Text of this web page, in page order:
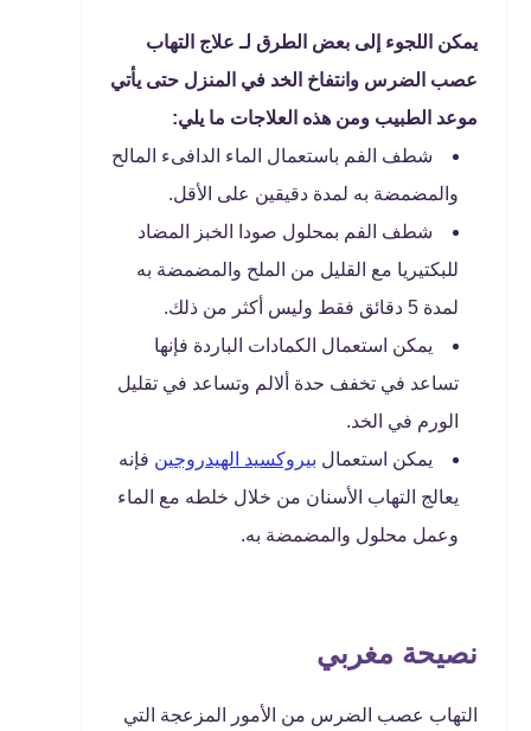
يمكن اللجوء إلى بعض الطرق لـ علاج التهاب
عصب الضرس وانتفاخ الخد في المنزل حتى يأتي
موعد الطبيب ومن هذه العلاجات ما يلي:
شطف الفم باستعمال الماء الدافىء المالح
والمضمضة به لمدة دقيقين على الأقل.
شطف الفم بمحلول صودا الخبز المضاد
للبكتيريا مع القليل من الملح والمضمضة به
لمدة 5 دقائق فقط وليس أكثر من ذلك.
يمكن استعمال الكمادات الباردة فإنها
تساعد في تخفف حدة ألالم وتساعد في تقليل
الورم في الخد.
يمكن استعمال بيروكسيد الهيدروجين فإنه
يعالج التهاب الأسنان من خلال خلطه مع الماء
وعمل محلول والمضمضة به.
نصيحة مغربي
التهاب عصب الضرس من الأمور المزعجة التي